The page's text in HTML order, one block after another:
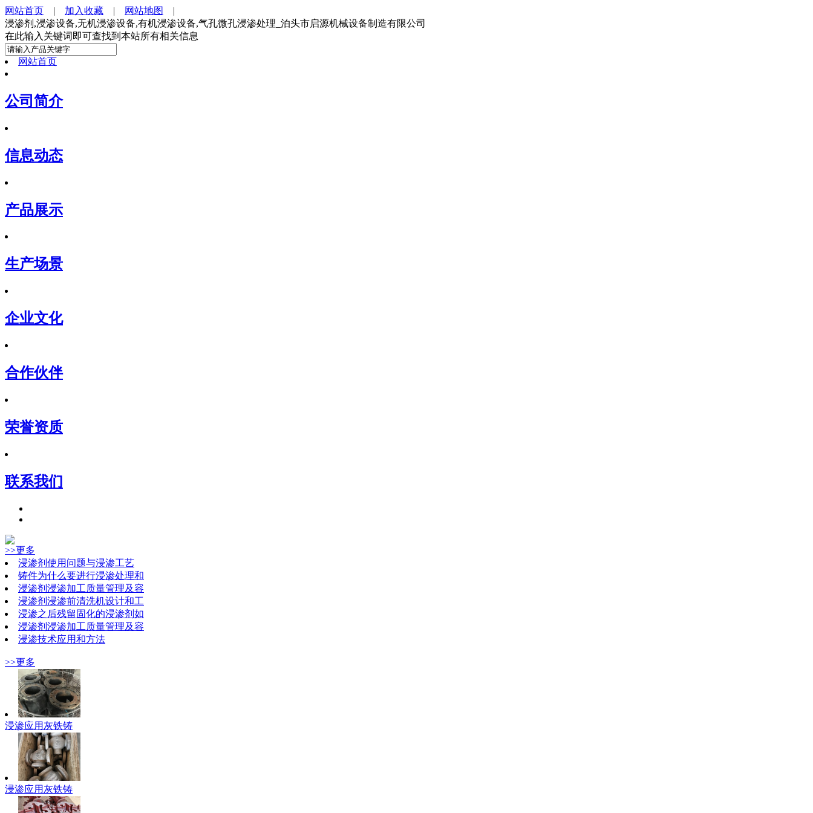
网站首页 | 加入收藏 | 网站地图
|
浸渗剂,浸渗设备,无机浸渗设备,有机浸渗设备,气孔微孔浸渗处理_泊头市启源机械设备制造有限公司
在此输入关键词即可查找到本站所有相关信息
网站首页
公司简介
信息动态
产品展示
生产场景
企业文化
合作伙伴
荣誉资质
联系我们
>>更多
​浸渗剂使用问题与浸渗工艺
铸件为什么要进行浸渗处理和
浸渗剂浸渗加工质量管理及容
浸渗剂浸渗前清洗机设计和工
浸渗之后残留固化的浸渗剂如
浸渗剂浸渗加工质量管理及容
浸渗技术应用和方法
>>更多
浸渗应用灰铁铸
浸渗应用灰铁铸